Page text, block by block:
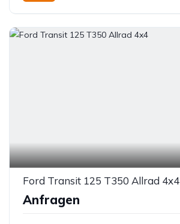
Ford Transit 125 T350 Allrad 4x4
Anfragen